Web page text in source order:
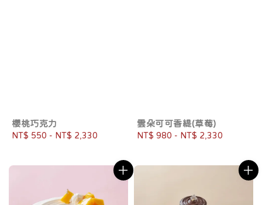
櫻桃巧克力
Regular
NT$ 550 - NT$ 2,330
雲朵可可香緹(草莓)
Regular
NT$ 980 - NT$ 2,330